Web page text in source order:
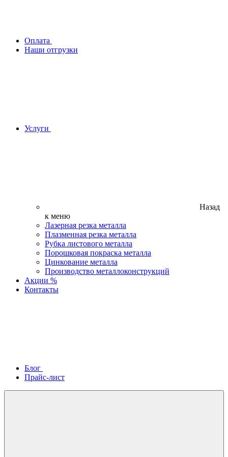
Оплата
Наши отгрузки
Услуги
Назад
к меню
Лазерная резка металла
Плазменная резка металла
Рубка листового металла
Порошковая покраска металла
Цинкование металла
Производство металлоконструкций
Акции %
Контакты
Блог
Прайс-лист